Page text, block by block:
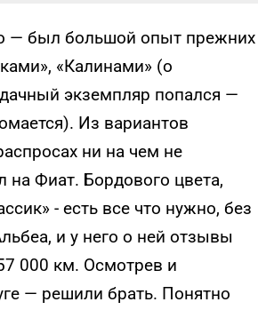
— был большой опыт прежних
«Калинами» (о
экземпляр попался —
Из вариантов
ни на чем не
на Фиат. Бордового цвета,
- есть все что нужно, без
и у него о ней отзывы
000 км. Осмотрев и
— решили брать. Понятно